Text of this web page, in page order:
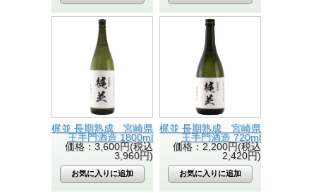
梶並 長期熟成 宮崎県
王手門酒造 1800ml
価格：3,600円(税込
3,960円)
梶並 長期熟成 宮崎県
王手門酒造 720ml
価格：2,200円(税込
2,420円)